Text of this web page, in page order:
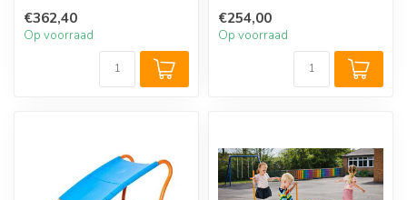
...
€362,40
Op voorraad
wiebe...
€254,00
Op voorraad